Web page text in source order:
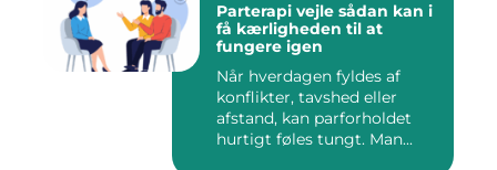
Parterapi vejle sådan kan i
få kærligheden til at
fungere igen
Når hverdagen fyldes af
konflikter, tavshed eller
afstand, kan parforholdet
hurtigt føles tungt. Man...